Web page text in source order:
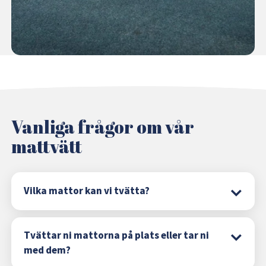
Vanliga frågor om vår
mattvätt
Vilka mattor kan vi tvätta?
Tvättar ni mattorna på plats eller tar ni
med dem?